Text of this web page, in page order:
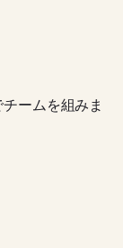
ームを組みま